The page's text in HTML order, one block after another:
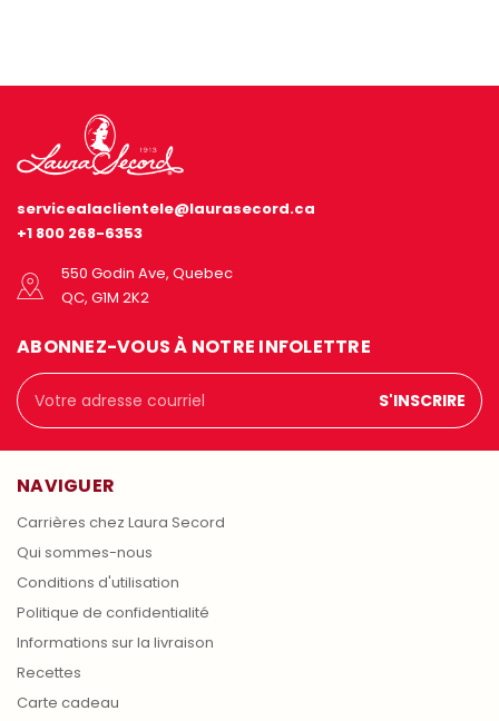
servicealaclientele@laurasecord.ca
+1 800 268-6353
550 Godin Ave, Quebec
QC, G1M 2K2
ABONNEZ-VOUS À NOTRE INFOLETTRE
Adresse
courriel
NAVIGUER
Carrières chez Laura Secord
Qui sommes-nous
Conditions d'utilisation
Politique de confidentialité
Informations sur la livraison
Recettes
Carte cadeau